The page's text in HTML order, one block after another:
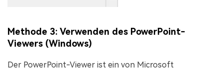
Methode 3: Verwenden des PowerPoint-
Viewers (Windows)
Der PowerPoint-Viewer ist ein von Microsoft